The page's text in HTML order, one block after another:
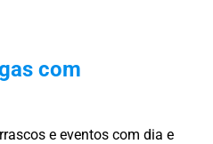
com
e eventos com dia e